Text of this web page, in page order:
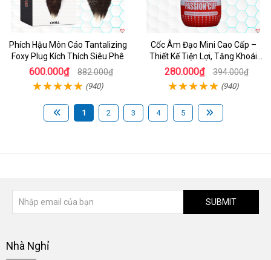
Phích Hậu Môn Cáo Tantalizing
Foxy Plug Kích Thích Siêu Phê
600.000₫ 882.000₫
(940)
Cốc Âm Đạo Mini Cao Cấp –
Thiết Kế Tiện Lợi, Tăng Khoái
Cảm
280.000₫ 394.000₫
(940)
1 2 3 4 5
SUBMIT
Nhà Nghỉ